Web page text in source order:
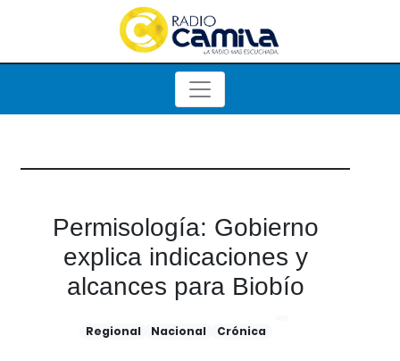
Permisología: Gobierno
explica indicaciones y
alcances para Biobío
Regional Nacional Crónica